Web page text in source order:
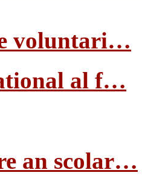
voluntari…
al f…
an scolar…